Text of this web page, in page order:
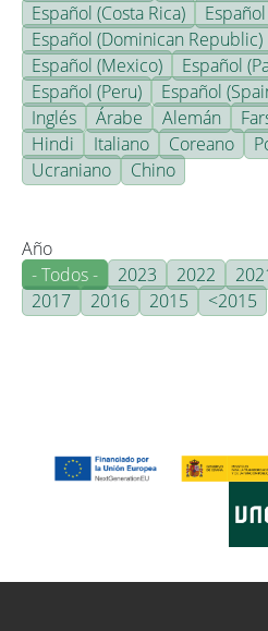
Español (Costa Rica)
Español (Dominican Republic)
Español (Mexico)
Español
Español (Peru)
Español
Inglés
Árabe Alemán
Hindi
Italiano Coreano
Ucraniano
Chino
Año
- Todos -
2023 2022
2017
2016 2015 <2015